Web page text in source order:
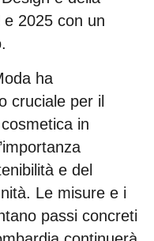
2025 con un
ha
cruciale per il
in
e del
Le misure e i
passi concreti